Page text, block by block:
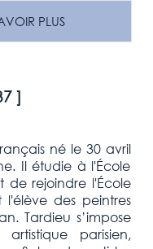
SAVOIR PLUS
]
né le 30 avril
Il étudie à l'École
de rejoindre l'École
l'élève des peintres
Tardieu s’impose
parisien,